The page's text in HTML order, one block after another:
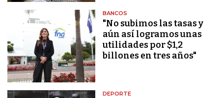
BANCOS
"No subimos las tasas y
aún así logramos unas
utilidades por $1,2
billones en tres años"
DEPORTE